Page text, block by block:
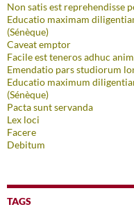
Non satis est reprehendisse
Educatio maximam
(Sénèque)
Caveat emptor
Facile est teneros adhuc
Emendatio pars studiorum
Educatio maximum
(Sénèque)
Pacta sunt servanda
Lex loci
Facere
Debitum
TAGS